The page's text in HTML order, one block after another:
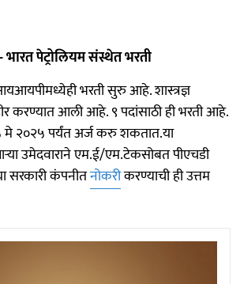
पेट्रोलियम संस्थेत भरती
भरती सुरु आहे. शास्त्रज्ञ
करण्यात आली आहे. ९ पदांसाठी ही भरती आहे.
मे २०२५ पर्यंत अर्ज करु शकतात.या
उमेदवाराने एम.ई/एम.टेकसोबत पीएचडी
सरकारी कंपनीतनोकरीकरण्याची ही उत्तम